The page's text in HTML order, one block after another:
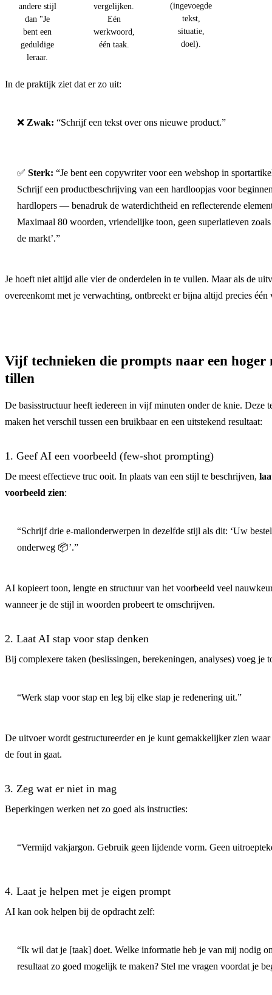
andere stijl
dan "Je
bent een
geduldige
leraar.
vergelijken.
Eén
werkwoord,
één taak.
(ingevoegde
tekst,
situatie,
doel).
In de praktijk ziet dat er zo uit:
❌ Zwak: “Schrijf een tekst over ons nieuwe product.”
✅ Sterk: “Je bent een copywriter voor een webshop in
Schrijf een productbeschrijving van een hardloopjas voor
hardlopers — benadruk de waterdichtheid en reflecterende
Maximaal 80 woorden, vriendelijke toon, geen superlatieven zoals
de markt’.”
Je hoeft niet altijd alle vier de onderdelen in te vullen. Maar als de
overeenkomt met je verwachting, ontbreekt er bijna altijd precies één
Vijf technieken die prompts naar een hoger
tillen
De basisstructuur heeft iedereen in vijf minuten onder de knie. Deze
maken het verschil tussen een bruikbaar en een uitstekend resultaat:
1. Geef AI een voorbeeld (few-shot prompting)
De meest effectieve truc ooit. In plaats van een stijl te beschrijven,
voorbeeld zien:
“Schrijf drie e-mailonderwerpen in dezelfde stijl als dit: ‘Uw
onderweg 📦’.”
AI kopieert toon, lengte en structuur van het voorbeeld veel
wanneer je de stijl in woorden probeert te omschrijven.
2. Laat AI stap voor stap denken
Bij complexere taken (beslissingen, berekeningen, analyses) voeg je
“Werk stap voor stap en leg bij elke stap je redenering uit.”
De uitvoer wordt gestructureerder en je kunt gemakkelijker zien
de fout in gaat.
3. Zeg wat er niet in mag
Beperkingen werken net zo goed als instructies:
“Vermijd vakjargon. Gebruik geen lijdende vorm. Geen
4. Laat je helpen met je eigen prompt
AI kan ook helpen bij de opdracht zelf:
“Ik wil dat je [taak] doet. Welke informatie heb je van mij nodig
resultaat zo goed mogelijk te maken? Stel me vragen voordat je